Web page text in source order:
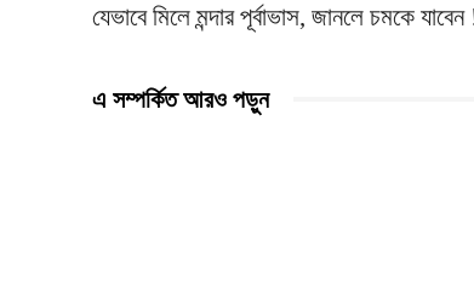
যেভাবে মিলে মন্দার পূর্বাভাস, জানলে চমকে যাবেন
এ সম্পর্কিত আরও পড়ুন